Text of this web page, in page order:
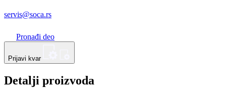
servis@soca.rs
Pronađi deo
Prijavi kvar
Detalji proizvoda